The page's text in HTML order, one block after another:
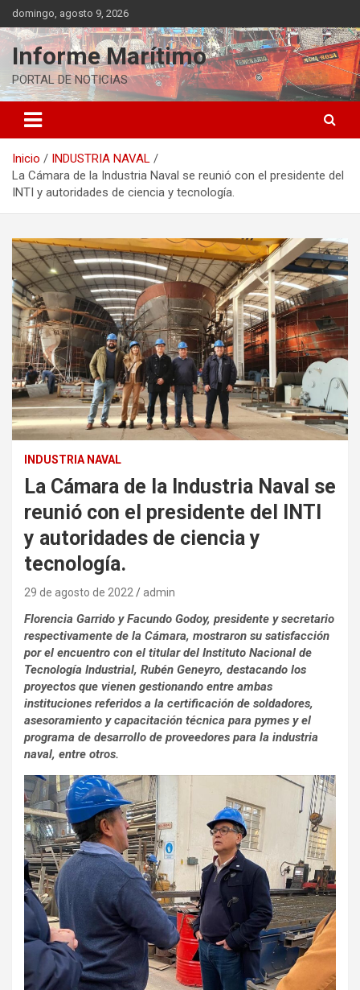
Saltar
al
contenido
domingo, agosto 9, 2026
Informe Marítimo
PORTAL DE NOTICIAS
Inicio
INDUSTRIA NAVAL
La Cámara de la Industria Naval se reunió con el presidente del
INTI y autoridades de ciencia y tecnología.
INDUSTRIA NAVAL
La Cámara de la Industria Naval se
reunió con el presidente del INTI
y autoridades de ciencia y
tecnología.
29 de agosto de 2022 admin
Florencia Garrido y Facundo Godoy, presidente y secretario
respectivamente de la Cámara, mostraron su satisfacción
por el encuentro con el titular del Instituto Nacional de
Tecnología Industrial, Rubén Geneyro, destacando los
proyectos que vienen gestionando entre ambas
instituciones referidos a la certificación de soldadores,
asesoramiento y capacitación técnica para pymes y el
programa de desarrollo de proveedores para la industria
naval, entre otros.